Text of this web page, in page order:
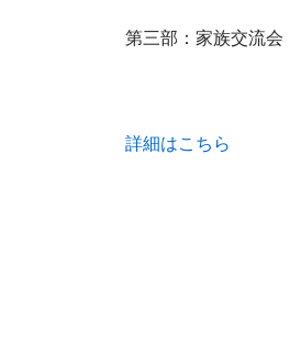
第三部：家族交流会
詳細はこちら